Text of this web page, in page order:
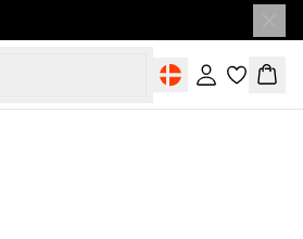
Log ind Kurv